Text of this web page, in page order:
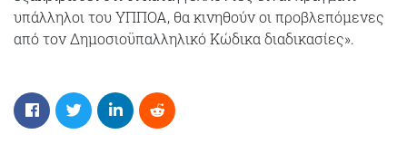
υπάλληλοι του ΥΠΠΟΑ, θα κινηθούν οι προβλεπόμενες
από τον Δημοσιοϋπαλληλικό Κώδικα διαδικασίες».